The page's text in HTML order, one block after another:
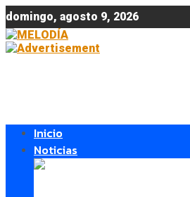
domingo, agosto 9, 2026
Inicio
Noticias